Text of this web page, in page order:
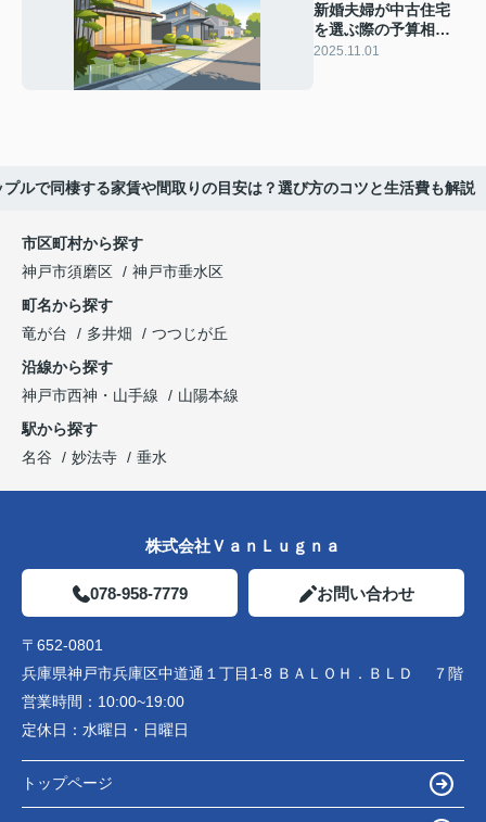
新婚夫婦が中古住宅
を選ぶ際の予算相場
は？リフォーム相場
2025.11.01
プルで同棲する家賃や間取りの目安は？選び方のコツと生活費も解説
市区町村から探す
神戸市須磨区
神戸市垂水区
町名から探す
竜が台
多井畑
つつじが丘
沿線から探す
神戸市西神・山手線
山陽本線
駅から探す
名谷
妙法寺 垂水
株式会社ＶａｎＬｕｇｎａ
078-958-7779 お問い合わせ
〒652-0801
兵庫県神戸市兵庫区中道通１丁目1-8 ＢＡＬＯＨ．ＢＬＤ ７階
営業時間： 10:00~19:00
定休日： 水曜日・日曜日
トップページ